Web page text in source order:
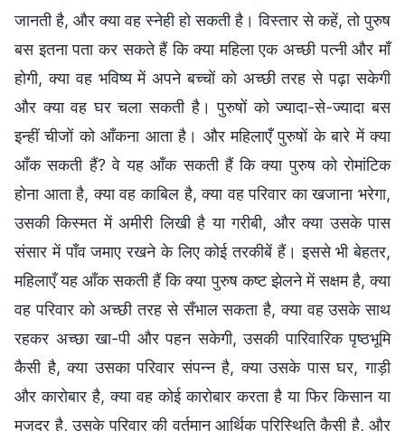
जानती है, और क्या वह स्नेही हो सकती है। विस्तार से कहें, तो पुरुष
बस इतना पता कर सकते हैं कि क्या महिला एक अच्छी पत्नी और माँ
होगी, क्या वह भविष्य में अपने बच्चों को अच्छी तरह से पढ़ा सकेगी
और क्या वह घर चला सकती है। पुरुषों को ज्यादा-से-ज्यादा बस
इन्हीं चीजों को आँकना आता है। और महिलाएँ पुरुषों के बारे में क्या
आँक सकती हैं? वे यह आँक सकती हैं कि क्या पुरुष को रोमांटिक
होना आता है, क्या वह काबिल है, क्या वह परिवार का खजाना भरेगा,
उसकी किस्मत में अमीरी लिखी है या गरीबी, और क्या उसके पास
संसार में पाँव जमाए रखने के लिए कोई तरकीबें हैं। इससे भी बेहतर,
महिलाएँ यह आँक सकती हैं कि क्या पुरुष कष्ट झेलने में सक्षम है, क्या
वह परिवार को अच्छी तरह से सँभाल सकता है, क्या वह उसके साथ
रहकर अच्छा खा-पी और पहन सकेगी, उसकी पारिवारिक पृष्ठभूमि
कैसी है, क्या उसका परिवार संपन्न है, क्या उसके पास घर, गाड़ी
और कारोबार है, क्या वह कोई कारोबार करता है या फिर किसान या
मजदूर है, उसके परिवार की वर्तमान आर्थिक परिस्थिति कैसी है, और